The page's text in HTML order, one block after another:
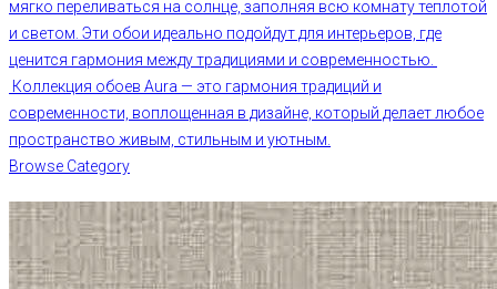
мягко переливаться на солнце, заполняя всю комнату теплотой
и светом. Эти обои идеально подойдут для интерьеров, где
ценится гармония между традициями и современностью.
Коллекция обоев Aura — это гармония традиций и
современности, воплощенная в дизайне, который делает любое
пространство живым, стильным и уютным.
Browse Category